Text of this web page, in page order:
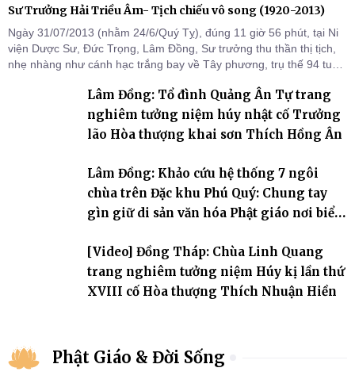
Sư Trưởng Hải Triều Âm- Tịch chiếu vô song (1920-2013)
Ngày 31/07/2013 (nhằm 24/6/Quý Tỵ), đúng 11 giờ 56 phút, tại Ni
viện Dược Sư, Đức Trọng, Lâm Đồng, Sư trưởng thu thần thị tịch,
nhẹ nhàng như cánh hạc trắng bay về Tây phương, trụ thế 94 tuổi
Lâm Đồng: Tổ đình Quảng Ân Tự trang
nghiêm tưởng niệm húy nhật cố Trưởng
lão Hòa thượng khai sơn Thích Hồng Ân
Lâm Đồng: Khảo cứu hệ thống 7 ngôi
chùa trên Đặc khu Phú Quý: Chung tay
gìn giữ di sản văn hóa Phật giáo nơi biển
[Video] Đồng Tháp: Chùa Linh Quang
trang nghiêm tưởng niệm Húy kị lần thứ
XVIII cố Hòa thượng Thích Nhuận Hiền
Phật Giáo & Đời Sống